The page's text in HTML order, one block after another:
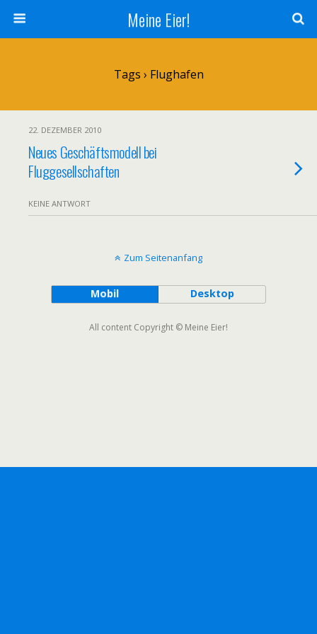
Meine Eier!
Tags › Flughafen
22. DEZEMBER 2010
Neues Geschäftsmodell bei
Fluggesellschaften
KEINE ANTWORT
Zum Seitenanfang
Mobil Desktop
All content Copyright © Meine Eier!